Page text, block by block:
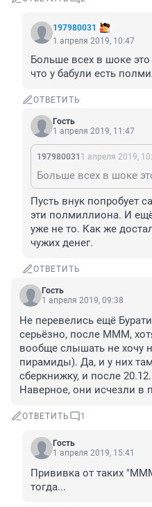
197980031
1 апреля 2019, 10:47
Больше всех в шоке
что у бабули есть
ОТВЕТИТЬ
Гость
1 апреля 2019, 11:47
197980031 1 апреля 2019,
Пусть внук попробует
эти полмиллиона. И
уже не то. Как же
чужих денег.
ОТВЕТИТЬ
Гость
1 апреля 2019, 09:38
Не перевелись ещё
серьёзно, после МММ,
вообще слышать не хочу
пирамиды). Да, и у них
сберкнижку, и после
Наверное, они исчезли в
ОТВЕТИТЬ 1
Гость
1 апреля 2019, 15:41
Прививка от таких
тогда...